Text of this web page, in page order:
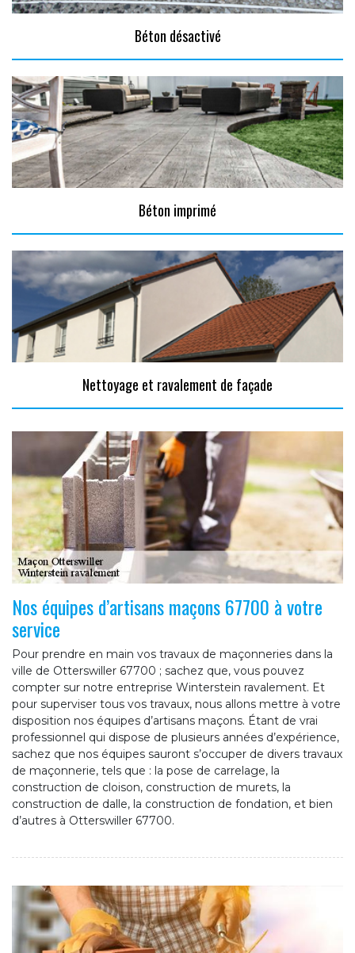
Béton désactivé
Béton imprimé
Nettoyage et ravalement de façade
Nos équipes d’artisans maçons 67700 à votre
service
Pour prendre en main vos travaux de maçonneries dans la
ville de Otterswiller 67700 ; sachez que, vous pouvez
compter sur notre entreprise Winterstein ravalement. Et
pour superviser tous vos travaux, nous allons mettre à votre
disposition nos équipes d’artisans maçons. Étant de vrai
professionnel qui dispose de plusieurs années d’expérience,
sachez que nos équipes sauront s’occuper de divers travaux
de maçonnerie, tels que : la pose de carrelage, la
construction de cloison, construction de murets, la
construction de dalle, la construction de fondation, et bien
d’autres à Otterswiller 67700.